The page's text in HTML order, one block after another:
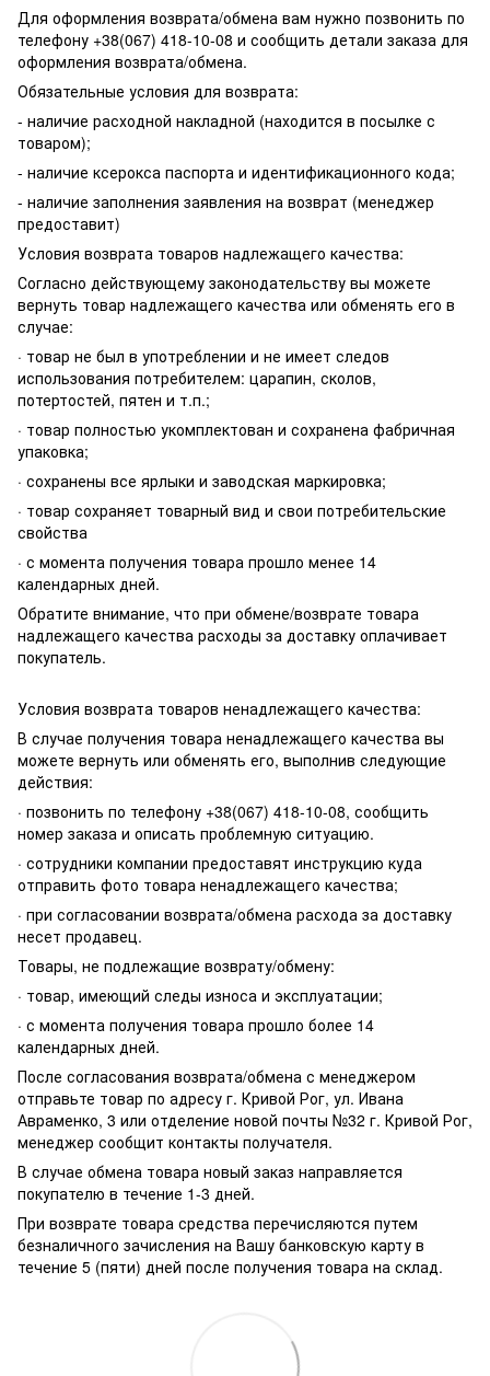
Для оформления возврата/обмена вам нужно позвонить по
телефону +38(067) 418-10-08 и сообщить детали заказа для
оформления возврата/обмена.
Обязательные условия для возврата:
- наличие расходной накладной (находится в посылке с
товаром);
- наличие ксерокса паспорта и идентификационного кода;
- наличие заполнения заявления на возврат (менеджер
предоставит)
Условия возврата товаров надлежащего качества:
Согласно действующему законодательству вы можете
вернуть товар надлежащего качества или обменять его в
случае:
· товар не был в употреблении и не имеет следов
использования потребителем: царапин, сколов,
потертостей, пятен и т.п.;
· товар полностью укомплектован и сохранена фабричная
упаковка;
· сохранены все ярлыки и заводская маркировка;
· товар сохраняет товарный вид и свои потребительские
свойства
· с момента получения товара прошло менее 14
календарных дней.
Обратите внимание, что при обмене/возврате товара
надлежащего качества расходы за доставку оплачивает
покупатель.
Условия возврата товаров ненадлежащего качества:
В случае получения товара ненадлежащего качества вы
можете вернуть или обменять его, выполнив следующие
действия:
· позвонить по телефону +38(067) 418-10-08, сообщить
номер заказа и описать проблемную ситуацию.
· сотрудники компании предоставят инструкцию куда
отправить фото товара ненадлежащего качества;
· при согласовании возврата/обмена расхода за доставку
несет продавец.
Товары, не подлежащие возврату/обмену:
· товар, имеющий следы износа и эксплуатации;
· с момента получения товара прошло более 14
календарных дней.
После согласования возврата/обмена с менеджером
отправьте товар по адресу г. Кривой Рог, ул. Ивана
Авраменко, 3 или отделение новой почты №32 г. Кривой Рог,
менеджер сообщит контакты получателя.
В случае обмена товара новый заказ направляется
покупателю в течение 1-3 дней.
При возврате товара средства перечисляются путем
безналичного зачисления на Вашу банковскую карту в
течение 5 (пяти) дней после получения товара на склад.